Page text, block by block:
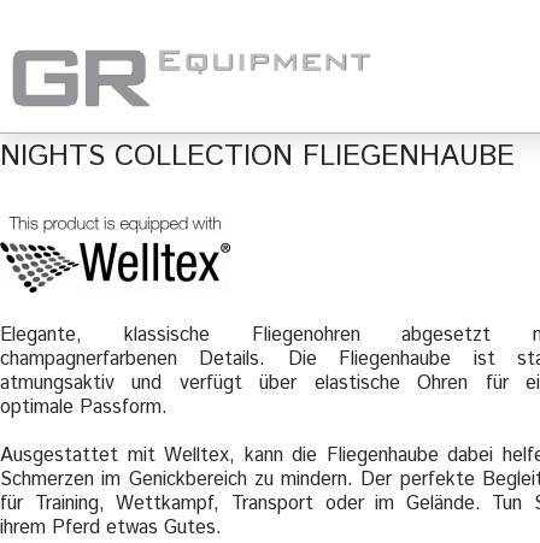
NIGHTS COLLECTION FLIEGENHAUBE
Elegante, klassische Fliegenohren abgesetzt
champagnerfarbenen Details. Die Fliegenhaube ist
atmungsaktiv und verfügt über elastische Ohren für
optimale Passform.
Ausgestattet mit Welltex, kann die Fliegenhaube dabei
Schmerzen im Genickbereich zu mindern. Der perfekte
für Training, Wettkampf, Transport oder im Gelände. Tun
ihrem Pferd etwas Gutes.